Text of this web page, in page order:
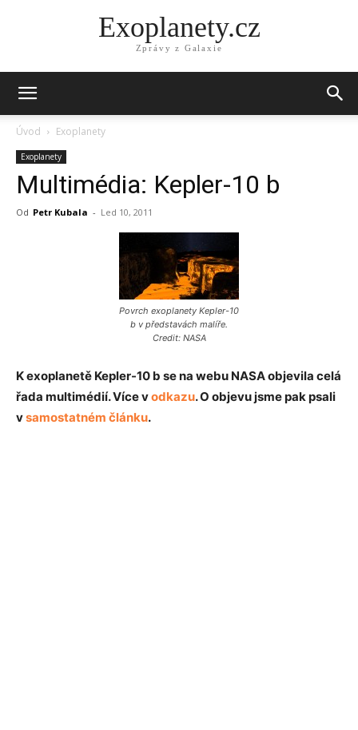
Exoplanety.cz
Zprávy z Galaxie
Úvod Exoplanety
Exoplanety
Multimédia: Kepler-10 b
Od Petr Kubala - Led 10, 2011
Povrch exoplanety Kepler-10
b v představách malíře.
Credit: NASA
K exoplanetě Kepler-10 b se na webu NASA objevila celá
řada multimédií. Více vodkazu. O objevu jsme pak psali
vsamostatném článku.